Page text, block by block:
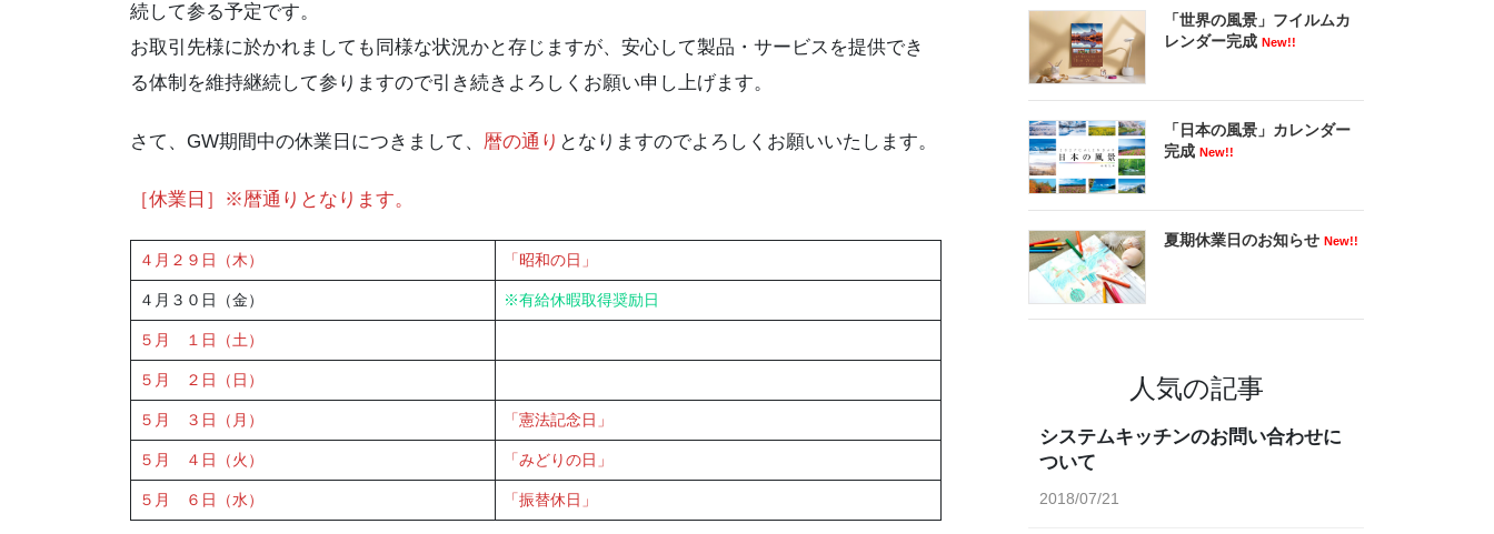
続して参る予定です。
お取引先様に於かれましても同様な状況かと存じますが、安心して製品・サービスを提供でき
る体制を維持継続して参りますので引き続きよろしくお願い申し上げます。
さて、GW期間中の休業日につきまして、 暦の通り となりますのでよろしくお願いいたします。
［休業日］※暦通りとなります。
４月２９日（木） 「昭和の日」
４月３０日（金） ※有給休暇取得奨励日
５月 １日（土）
５月 ２日（日）
５月 ３日（月） 「憲法記念日」
５月 ４日（火） 「みどりの日」
５月 ６日（水） 「振替休日」
「世界の風景」フイルムカ
レンダー完成 New!!
「日本の風景」カレンダー
完成 New!!
夏期休業日のお知らせ New!!
人気の記事
システムキッチンのお問い合わせに
ついて
2018/07/21